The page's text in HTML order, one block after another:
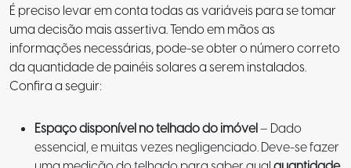
É preciso levar em conta todas as variáveis para se tomar
uma decisão mais assertiva. Tendo em mãos as
informações necessárias, pode-se obter o número correto
da quantidade de painéis solares a serem instalados.
Confira a seguir:
Espaço disponível no telhado do imóvel– Dado
essencial, e muitas vezes negligenciado. Deve-se fazer